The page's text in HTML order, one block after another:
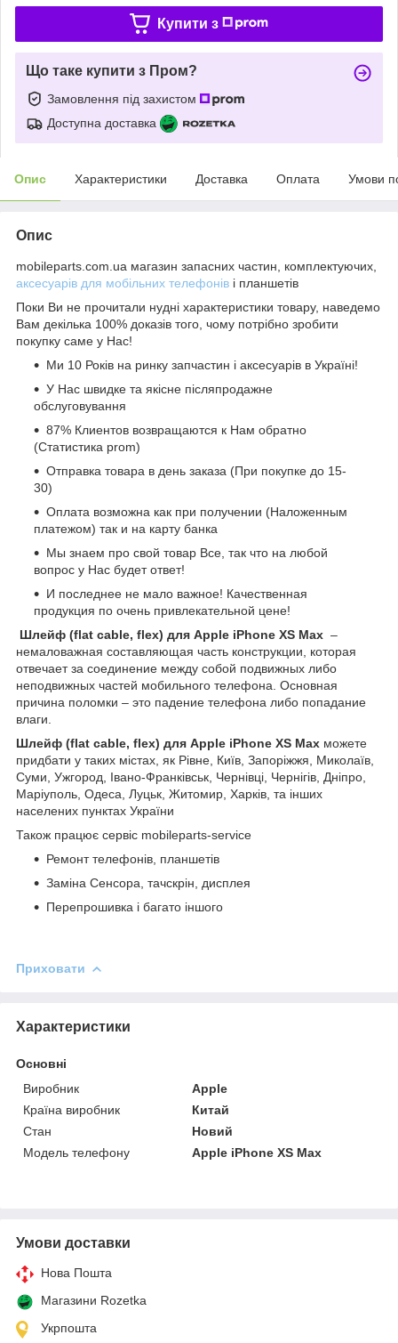
Купити з
Що таке купити з Пром?
Замовлення під захистом
Доступна доставка
Опис Характеристики Доставка Оплата Умови
Опис
mobileparts.com.ua магазин запасних частин, комплектуючих,
аксесуарів для мобільних телефонів і планшетів
Поки Ви не прочитали нудні характеристики товару, наведемо
Вам декілька 100% доказів того, чому потрібно зробити
покупку саме у Нас!
Ми 10 Років на ринку запчастин і аксесуарів в Україні!
У Нас швидке та якісне післяпродажне
обслуговування
87% Клиентов возвращаются к Нам обратно
(Статистика prom)
Отправка товара в день заказа (При покупке до 15-
30)
Оплата возможна как при получении (Наложенным
платежом) так и на карту банка
Мы знаем про свой товар Все, так что на любой
вопрос у Нас будет ответ!
И последнее не мало важное! Качественная
продукция по очень привлекательной цене!
Шлейф (flat cable, flex) для Apple iPhone XS Max –
немаловажная составляющая часть конструкции, которая
отвечает за соединение между собой подвижных либо
неподвижных частей мобильного телефона. Основная
причина поломки – это падение телефона либо попадание
влаги.
Шлейф (flat cable, flex) для Apple iPhone XS Max можете
придбати у таких містах, як Рівне, Київ, Запоріжжя, Миколаїв,
Суми, Ужгород, Івано-Франківськ, Чернівці, Чернігів, Дніпро,
Маріуполь, Одеса, Луцьк, Житомир, Харків, та інших
населених пунктах України
Також працює сервіс mobileparts-service
Ремонт телефонів, планшетів
Заміна Сенсора, тачскрін, дисплея
Перепрошивка і багато іншого
Приховати
Характеристики
Основні
Виробник
Apple
Країна виробник
Китай
Стан
Новий
Модель телефону
Apple iPhone XS Max
Умови доставки
Нова Пошта
Магазини Rozetka
Укрпошта